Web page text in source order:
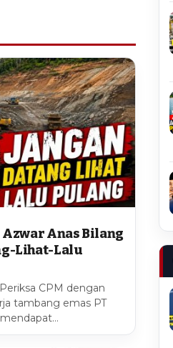
Azwar Anas Bilang
Lihat-Lalu
CPM dengan
tambang emas PT